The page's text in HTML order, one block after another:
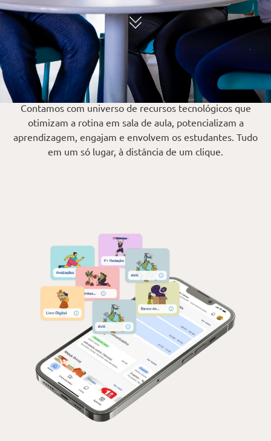
Contamos com universo de recursos tecnológicos que
otimizam a rotina em sala de aula, potencializam a
aprendizagem, engajam e envolvem os estudantes. Tudo
em um só lugar, à distância de um clique.